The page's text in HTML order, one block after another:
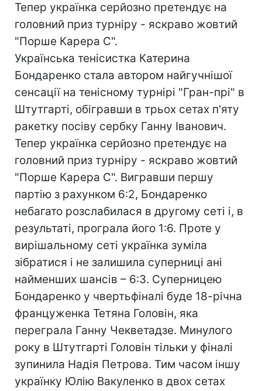
Тепер українка серйозно претендує на
головний приз турніру - яскраво жовтий
"Порше Карера С".
Українська тенісистка Катерина
Бондаренко стала автором найгучнішої
сенсації на тенісному турнірі "Гран-прі" в
Штутгарті, обігравши в трьох сетах п'яту
ракетку посіву сербку Ганну Іванович.
Тепер українка серйозно претендує на
головний приз турніру - яскраво жовтий
"Порше Карера С". Вигравши першу
партію з рахунком 6:2, Бондаренко
небагато розслабилася в другому сеті і, в
результаті, програла його 1:6. Проте у
вирішальному сеті українка зуміла
зібратися і не залишила суперниці ані
найменших шансів – 6:3. Суперницею
Бондаренко у чвертьфіналі буде 18-річна
француженка Тетяна Головін, яка
переграла Ганну Чекветадзе. Минулого
року в Штутгарті Головін тільки у фіналі
зупинила Надія Петрова. Тим часом іншу
українку Юлію Вакуленко в двох сетах